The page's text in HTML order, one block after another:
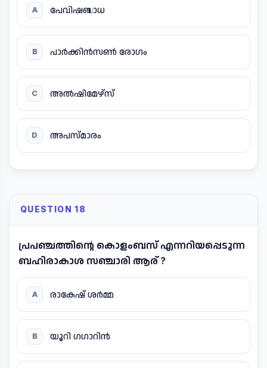
A പേവിഷബാധ
B പാർക്കിൻസൺ രോഗം
C അൽഷിമേഴ്സ്
D അപസ്മാരം
QUESTION 18
പ്രപഞ്ചത്തിന്റെ കൊളംബസ് എന്നറിയപ്പെടുന്ന
ബഹിരാകാശ സഞ്ചാരി ആര് ?
A രാകേഷ് ശർമ്മ
B യൂറി ഗഗാറിൻ